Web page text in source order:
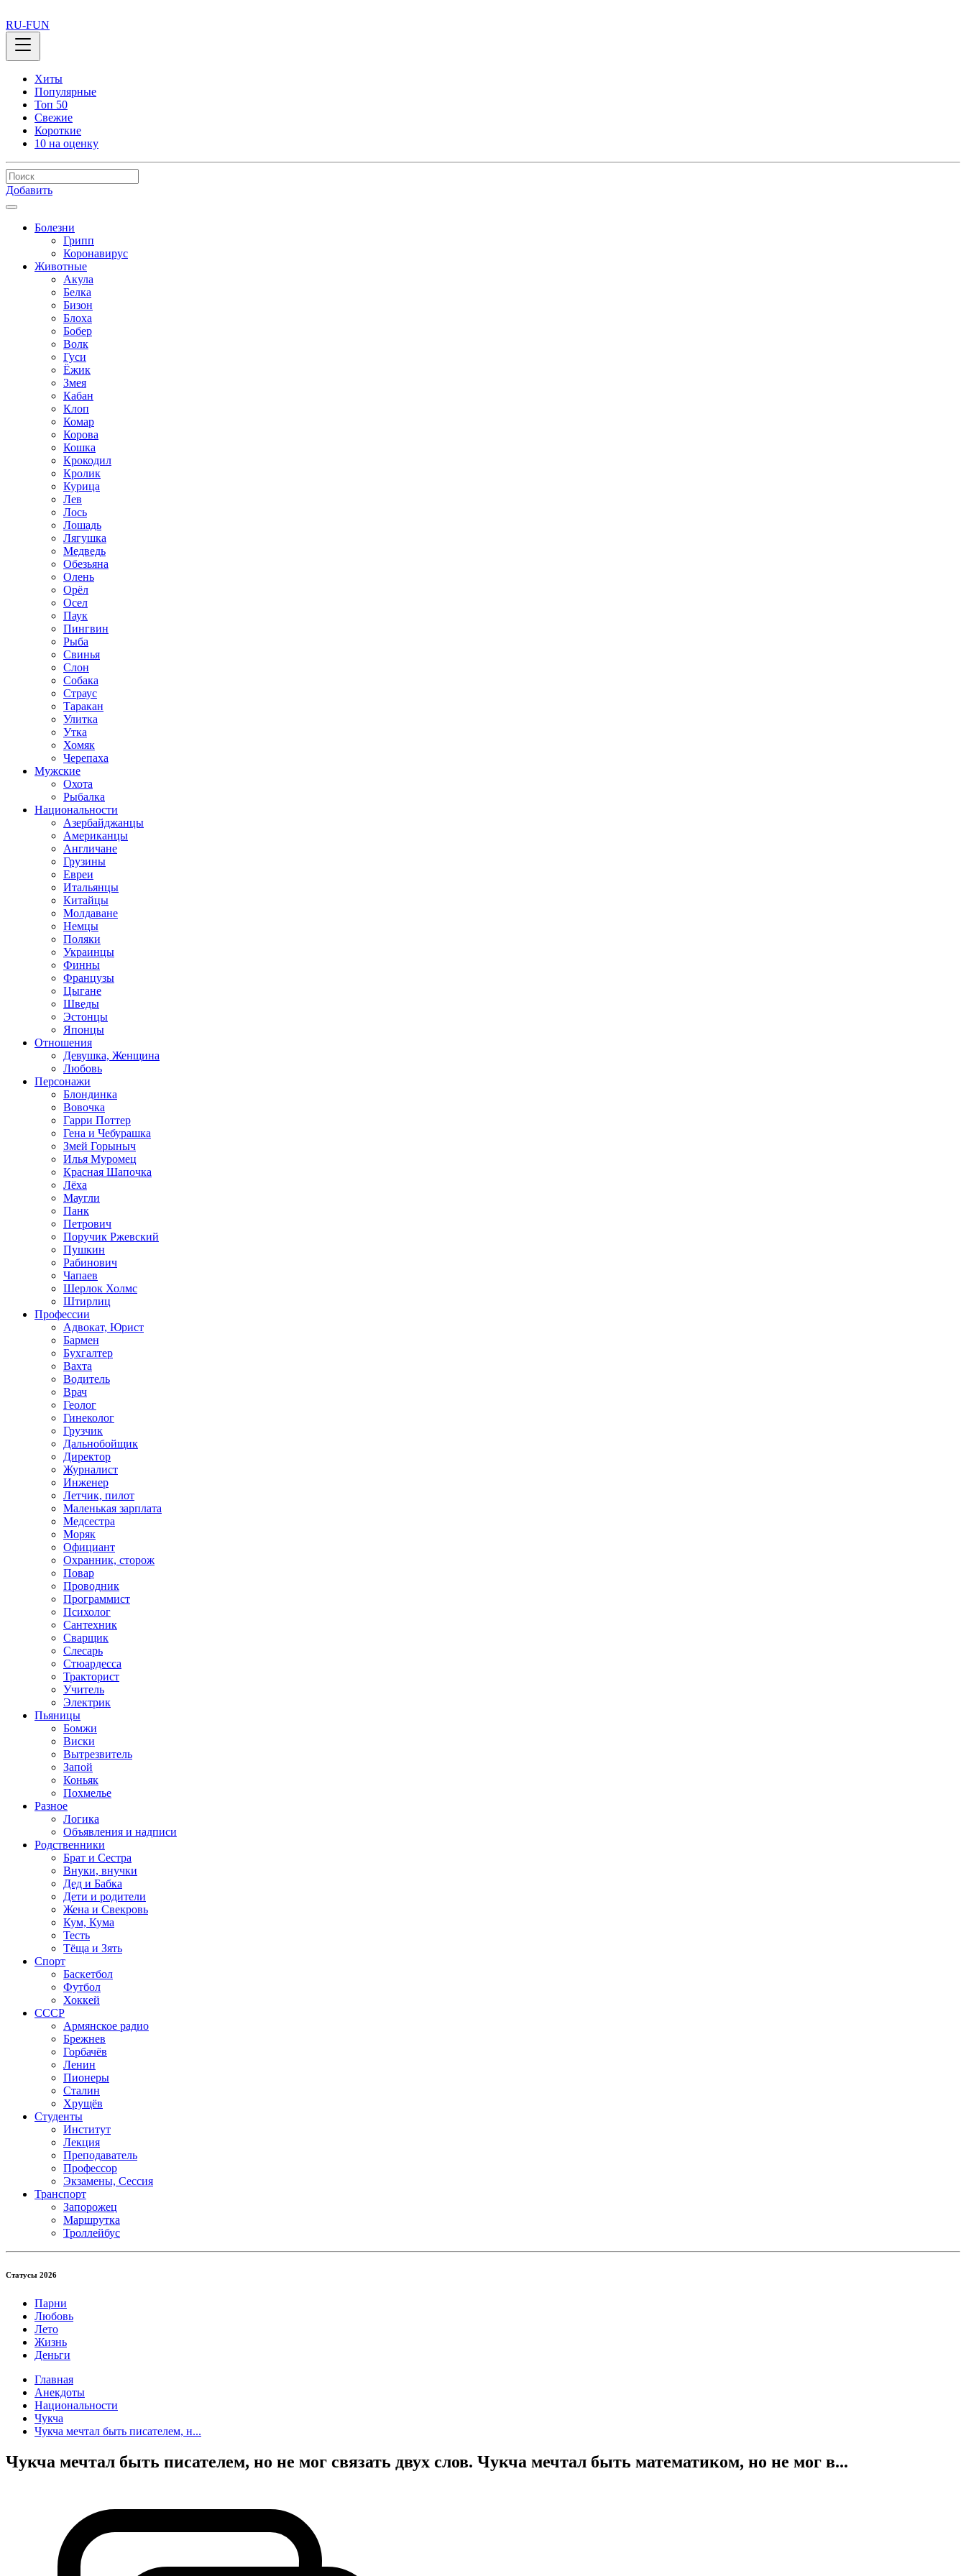
RU-FUN
Хиты
Популярные
Топ 50
Свежие
Короткие
10 на оценку
Добавить
Болезни
Грипп
Коронавирус
Животные
Акула
Белка
Бизон
Блоха
Бобер
Волк
Гуси
Ёжик
Змея
Кабан
Клоп
Комар
Корова
Кошка
Крокодил
Кролик
Курица
Лев
Лось
Лошадь
Лягушка
Медведь
Обезьяна
Олень
Орёл
Осел
Паук
Пингвин
Рыба
Свинья
Слон
Собака
Страус
Таракан
Улитка
Утка
Хомяк
Черепаха
Мужские
Охота
Рыбалка
Национальности
Азербайджанцы
Американцы
Англичане
Грузины
Евреи
Итальянцы
Китайцы
Молдаване
Немцы
Поляки
Украинцы
Финны
Французы
Цыгане
Шведы
Эстонцы
Японцы
Отношения
Девушка, Женщина
Любовь
Персонажи
Блондинка
Вовочка
Гарри Поттер
Гена и Чебурашка
Змей Горыныч
Илья Муромец
Красная Шапочка
Лёха
Маугли
Панк
Петрович
Поручик Ржевский
Пушкин
Рабинович
Чапаев
Шерлок Холмс
Штирлиц
Профессии
Адвокат, Юрист
Бармен
Бухгалтер
Вахта
Водитель
Врач
Геолог
Гинеколог
Грузчик
Дальнобойщик
Директор
Журналист
Инженер
Летчик, пилот
Маленькая зарплата
Медсестра
Моряк
Официант
Охранник, сторож
Повар
Проводник
Программист
Психолог
Сантехник
Сварщик
Слесарь
Стюардесса
Тракторист
Учитель
Электрик
Пьяницы
Бомжи
Виски
Вытрезвитель
Запой
Коньяк
Похмелье
Разное
Логика
Объявления и надписи
Родственники
Брат и Сестра
Внуки, внучки
Дед и Бабка
Дети и родители
Жена и Свекровь
Кум, Кума
Тесть
Тёща и Зять
Спорт
Баскетбол
Футбол
Хоккей
СССР
Армянское радио
Брежнев
Горбачёв
Ленин
Пионеры
Сталин
Хрущёв
Студенты
Институт
Лекция
Преподаватель
Профессор
Экзамены, Сессия
Транспорт
Запорожец
Маршрутка
Троллейбус
Статуcы 2026
Парни
Любовь
Лето
Жизнь
Деньги
Главная
Анекдоты
Национальности
Чукча
Чукча мечтал быть писателем, н...
Чукча мечтал быть писателем, но не мог связать двух слов. Чукча мечтал быть математиком, но не мог в...